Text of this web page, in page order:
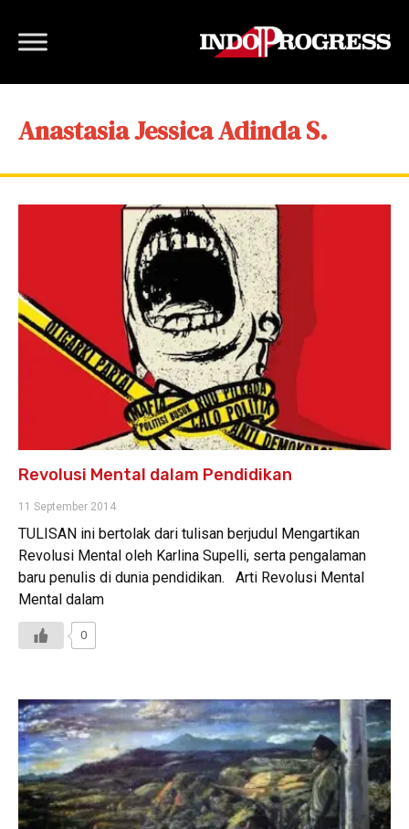
Anastasia Jessica Adinda S.
Revolusi Mental dalam Pendidikan
11 September 2014
TULISAN ini bertolak dari tulisan berjudul Mengartikan
Revolusi Mental oleh Karlina Supelli, serta pengalaman
baru penulis di dunia pendidikan. Arti Revolusi Mental
Mental dalam
0